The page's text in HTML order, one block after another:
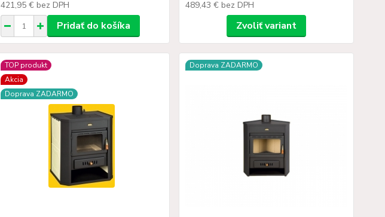
421,95 € bez DPH
Pridať do košíka
489,43 € bez DPH
Zvoliť variant
TOP produkt
Akcia
Doprava ZADARMO
Doprava ZADARMO